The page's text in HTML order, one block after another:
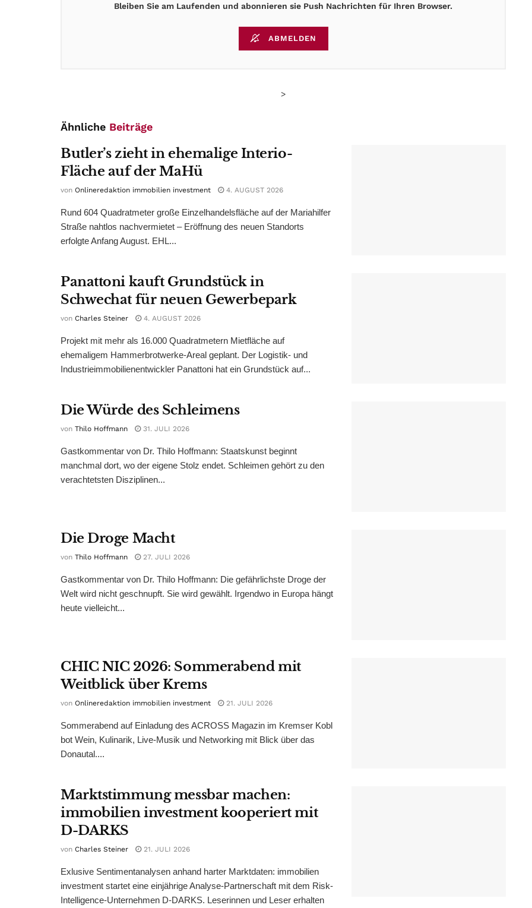
Bleiben Sie am Laufenden und abonnieren sie Push Nachrichten für Ihren Browser.
ABMELDEN
>
Ähnliche Beiträge
Butler’s zieht in ehemalige Interio-
Fläche auf der MaHü
von Onlineredaktion immobilien investment 4. AUGUST 2026
Rund 604 Quadratmeter große Einzelhandelsfläche auf der Mariahilfer
Straße nahtlos nachvermietet – Eröffnung des neuen Standorts
erfolgte Anfang August. EHL...
Panattoni kauft Grundstück in
Schwechat für neuen Gewerbepark
von Charles Steiner 4. AUGUST 2026
Projekt mit mehr als 16.000 Quadratmetern Mietfläche auf
ehemaligem Hammerbrotwerke-Areal geplant. Der Logistik- und
Industrieimmobilienentwickler Panattoni hat ein Grundstück auf...
Die Würde des Schleimens
von Thilo Hoffmann 31. JULI 2026
Gastkommentar von Dr. Thilo Hoffmann: Staatskunst beginnt
manchmal dort, wo der eigene Stolz endet. Schleimen gehört zu den
verachtetsten Disziplinen...
Die Droge Macht
von Thilo Hoffmann 27. JULI 2026
Gastkommentar von Dr. Thilo Hoffmann: Die gefährlichste Droge der
Welt wird nicht geschnupft. Sie wird gewählt. Irgendwo in Europa hängt
heute vielleicht...
CHIC NIC 2026: Sommerabend mit
Weitblick über Krems
von Onlineredaktion immobilien investment 21. JULI 2026
Sommerabend auf Einladung des ACROSS Magazin im Kremser Kobl
bot Wein, Kulinarik, Live-Musik und Networking mit Blick über das
Donautal....
Marktstimmung messbar machen:
immobilien investment kooperiert mit
D-DARKS
von Charles Steiner 21. JULI 2026
Exlusive Sentimentanalysen anhand harter Marktdaten: immobilien
investment startet eine einjährige Analyse-Partnerschaft mit dem Risk-
Intelligence-Unternehmen D-DARKS. Leserinnen und Leser erhalten